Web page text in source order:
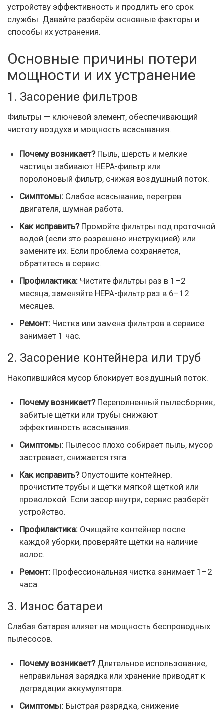
устройству эффективность и продлить его срок
службы. Давайте разберём основные факторы и
способы их устранения.
Основные причины потери
мощности и их устранение
1. Засорение фильтров
Фильтры — ключевой элемент, обеспечивающий
чистоту воздуха и мощность всасывания.
Почему возникает?Пыль, шерсть и мелкие
частицы забивают HEPA-фильтр или
поролоновый фильтр, снижая воздушный поток.
Симптомы: Слабое всасывание, перегрев
двигателя, шумная работа.
Как исправить?Промойте фильтры под проточной
водой (если это разрешено инструкцией) или
замените их. Если проблема сохраняется,
обратитесь в сервис.
Профилактика: Чистите фильтры раз в 1–2
месяца, заменяйте HEPA-фильтр раз в 6–12
месяцев.
Ремонт: Чистка или замена фильтров в сервисе
занимает 1 час.
2. Засорение контейнера или труб
Накопившийся мусор блокирует воздушный поток.
Почему возникает?Переполненный пылесборник,
забитые щётки или трубы снижают
эффективность всасывания.
Симптомы: Пылесос плохо собирает пыль, мусор
застревает, снижается тяга.
Как исправить?Опустошите контейнер,
прочистите трубы и щётки мягкой щёткой или
проволокой. Если засор внутри, сервис разберёт
устройство.
Профилактика: Очищайте контейнер после
каждой уборки, проверяйте щётки на наличие
волос.
Ремонт: Профессиональная чистка занимает 1–2
часа.
3. Износ батареи
Слабая батарея влияет на мощность беспроводных
пылесосов.
Почему возникает?Длительное использование,
неправильная зарядка или хранение приводят к
деградации аккумулятора.
Симптомы: Быстрая разрядка, снижение